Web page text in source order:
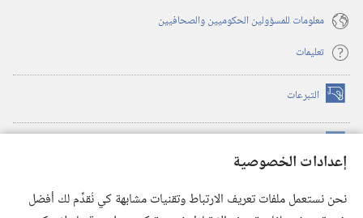
إعدادات الخصوصية
نحن نستعمل ملفات تعريف الارتباط وتقنيات مشابهة كي نُقدِّم لك أفضل
معلومات للمسؤولين الحكوميين والصحافيين
تعليمات
التبرعات (يفتح
نافذة
(يفتح
نافذة
(يفتح
نافذة